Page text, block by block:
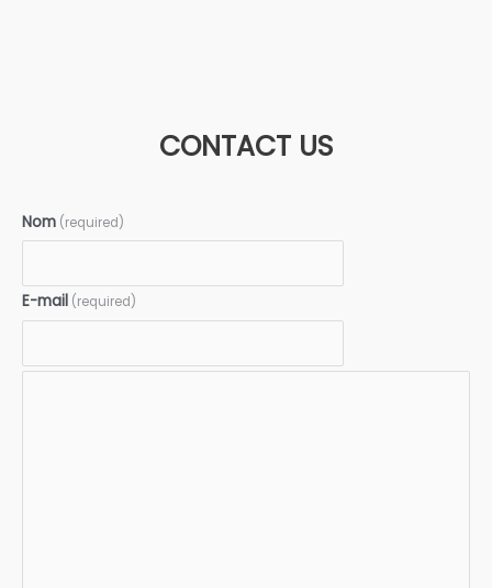
CONTACT US
Nom (required)
E-mail (required)